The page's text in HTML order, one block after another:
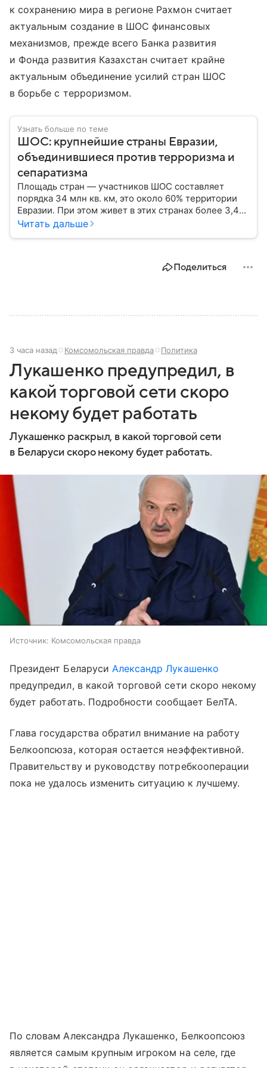
к сохранению мира в регионе Рахмон считает
актуальным создание в ШОС финансовых
механизмов, прежде всего Банка развития
и Фонда развития Казахстан считает крайне
актуальным объединение усилий стран ШОС
в борьбе с терроризмом.
Узнать больше по теме
ШОС: крупнейшие страны Евразии,
объединившиеся против терроризма и
сепаратизма
Площадь стран — участников ШОС составляет
порядка 34 млн кв. км, это около 60% территории
Евразии. При этом живет в этих странах более 3,4
млрд человек, то есть почти половина населения
Читать дальше
Поделиться
3 часа назад Комсомольская правда Политика
Лукашенко предупредил, в
какой торговой сети скоро
некому будет работать
Лукашенко раскрыл, в какой торговой сети
в Беларуси скоро некому будет работать.
Источник: Комсомольская правда
Президент Беларуси Александр Лукашенко
предупредил, в какой торговой сети скоро некому
будет работать. Подробности сообщает БелТА.
Глава государства обратил внимание на работу
Белкоопсюза, которая остается неэффективной.
Правительству и руководству потребкооперации
пока не удалось изменить ситуацию к лучшему.
По словам Александра Лукашенко, Белкоопсоюз
является самым крупным игроком на селе, где